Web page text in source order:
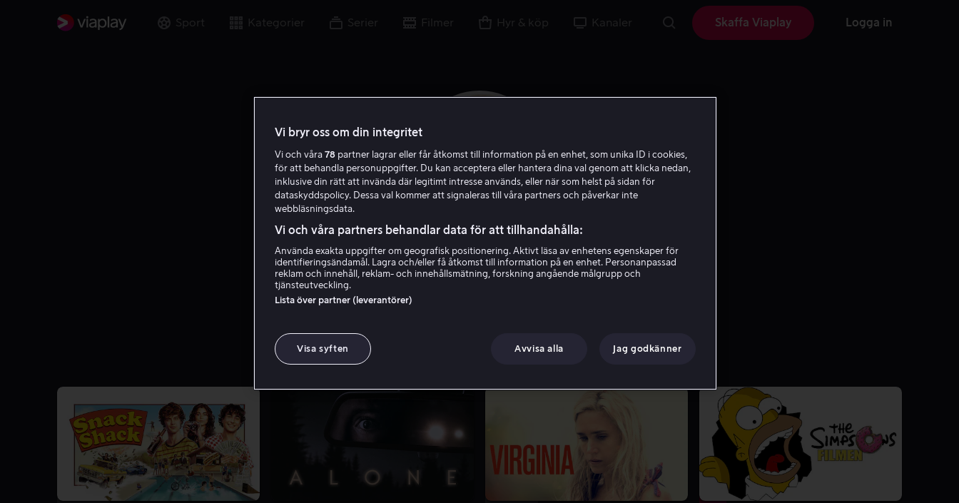
Sport Kategorier Serier Filmer Hyr & köp Kanaler Skaffa Viaplay Logga in
Yeardley Smith
Vi bryr oss om din integritet
Vi och våra 78 partner lagrar eller får åtkomst till information på en enhet, som unika ID i cookies,
för att behandla personuppgifter. Du kan acceptera eller hantera dina val genom att klicka nedan,
inklusive din rätt att invända där legitimt intresse används, eller när som helst på sidan för
dataskyddspolicy. Dessa val kommer att signaleras till våra partners och påverkar inte
webbläsningsdata.
Vi och våra partners behandlar data för att tillhandahålla:
Använda exakta uppgifter om geografisk positionering. Aktivt läsa av enhetens egenskaper för
identifieringsändamål. Lagra och/eller få åtkomst till information på en enhet. Personanpassad
reklam och innehåll, reklam- och innehållsmätning, forskning angående målgrupp och
tjänsteutveckling.
Lista över partner (leverantörer)
Visa syften Avvisa alla Jag godkänner